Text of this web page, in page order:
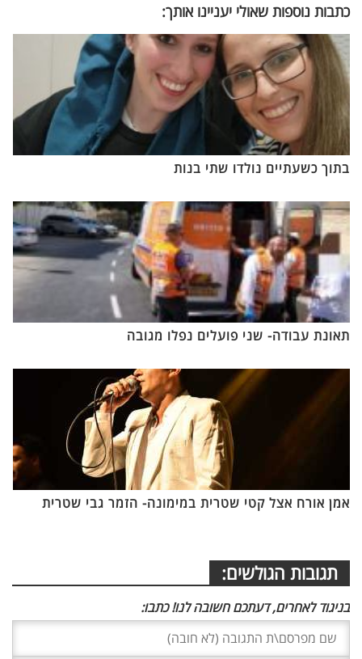
כתבות נוספות שאולי יעניינו אותך:
בתוך כשעתיים נולדו שתי בנות
תאונת עבודה- שני פועלים נפלו מגובה
אמן אורח אצל קטי שטרית במימונה- הזמר גבי שטרית
תגובות הגולשים:
בניגוד לאחרים, דעתכם חשובה לנו! כתבו: